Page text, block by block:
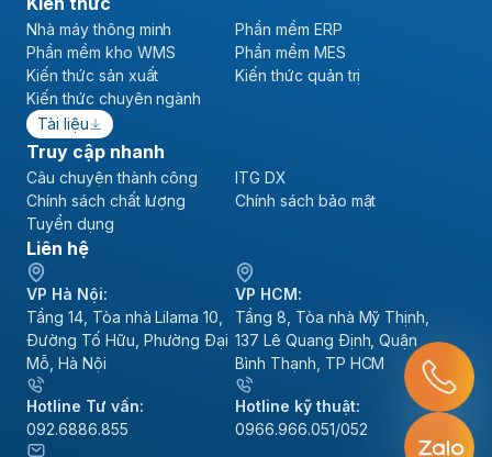
Nhà máy thông minh
Phần mềm ERP
Phần mềm kho WMS
Phần mềm MES
Kiến thức sản xuất
Kiến thức quản trị
Kiến thức chuyên ngành
Tài liệu
Truy cập nhanh
Câu chuyện thành công
ITG DX
Chính sách chất lượng
Chính sách bảo mật
Tuyển dụng
Liên hệ
VP Hà Nội:
Tầng 14, Tòa nhà Lilama 10,
Đường Tố Hữu, Phường Đại
Mỗ, Hà Nội
VP HCM:
Tầng 8, Tòa nhà Mỹ Thịnh,
137 Lê Quang Định, Quận
Bình Thạnh, TP HCM
Hotline Tư vấn:
092.6886.855
Hotline kỹ thuật:
0966.966.051/052